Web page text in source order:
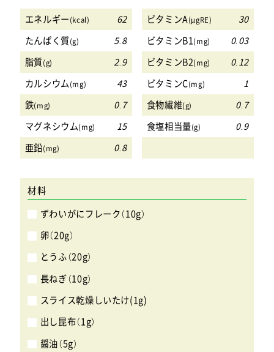
エネルギー(kcal) 62 ビタミンA(μgRE)
30
たんぱく質(g) 5.8 ビタミンB1(mg)
0.03
脂質(g) 2.9 ビタミンB2(mg)
0.12
カルシウム(mg) 43 ビタミンC(mg)
1
鉄(mg) 0.7 食物繊維(g)
0.7
マグネシウム(mg) 15 食塩相当量(g)
0.9
亜鉛(mg) 0.8
材料
ずわいがにフレーク（10g）
卵（20g）
とうふ（20g）
長ねぎ（10g）
スライス乾燥しいたけ(1g)
出し昆布（1g）
醤油（5g）